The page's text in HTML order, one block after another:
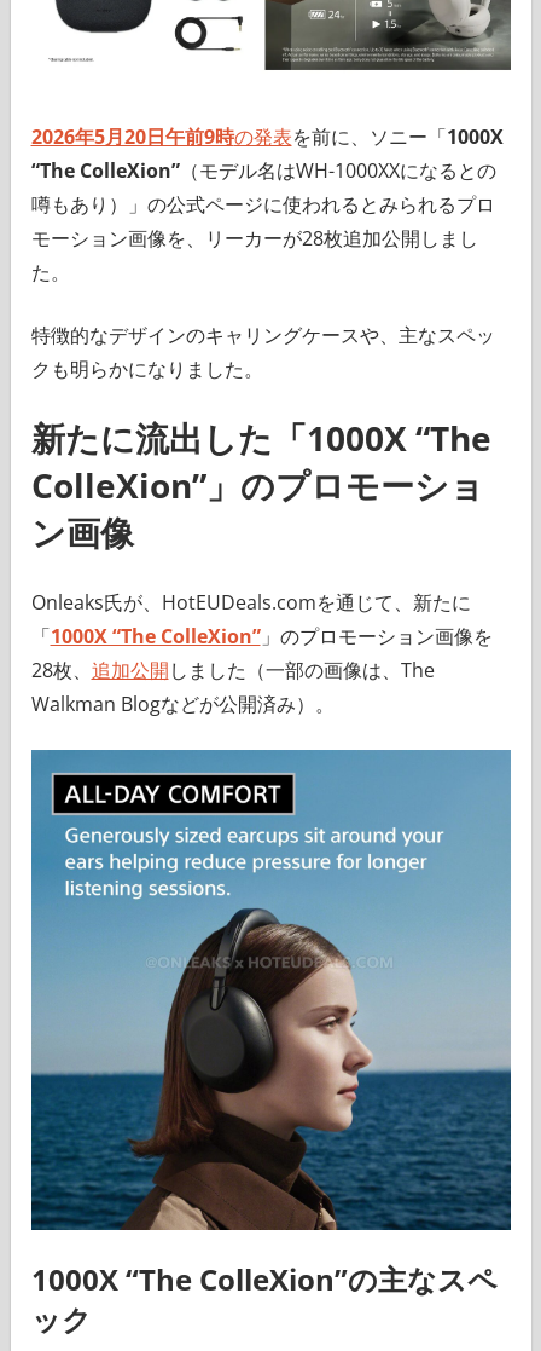
2026年5月20日午前9時の発表を前に、ソニー「1000X
“The ColleXion”（モデル名はWH-1000XXになるとの
噂もあり）」の公式ページに使われるとみられるプロ
モーション画像を、リーカーが28枚追加公開しまし
た。
特徴的なデザインのキャリングケースや、主なスペッ
クも明らかになりました。
新たに流出した「1000X “The
ColleXion”」のプロモーショ
ン画像
Onleaks氏が、HotEUDeals.comを通じて、新たに
「1000X “The ColleXion”」のプロモーション画像を
28枚、 追加公開しました（一部の画像は、The
Walkman Blogなどが公開済み）。
1000X “The ColleXion”の主なスペ
ック